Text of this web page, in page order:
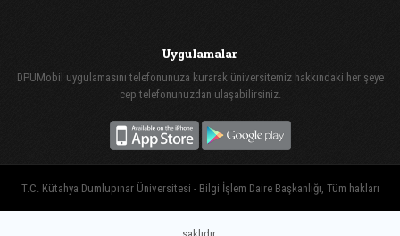
Uygulamalar
DPUMobil uygulamasını telefonunuza kurarak üniversitemiz hakkındaki her şeye
cep telefonunuzdan ulaşabilirsiniz.
T.C. Kütahya Dumlupınar Üniversitesi - Bilgi İşlem Daire Başkanlığı, Tüm hakları